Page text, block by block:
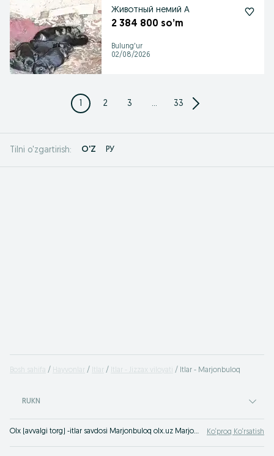
Животный немий А
2 384 800 so’m
Bulung'ur
02/08/2026
1 2 3 ... 33
Tilni o'zgartirish: O'Z РУ
Bosh sahifa Hayvonlar Itlar Itlar - Jizzax viloyati Itlar - Marjonbuloq
RUKN
Olx (avvalgi torg) -itlar savdosi Marjonbuloq olx.uz Marjonbuloq e‘lonlar taxtasida. Yangi do‘st ortir! Kuchukni olx.uzda xarid qil! Ko‘proq Ko‘rsatish